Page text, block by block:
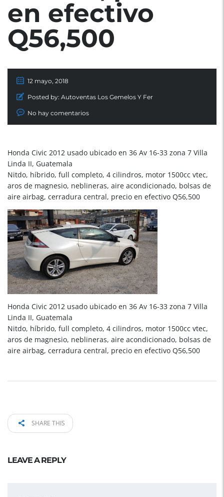
en efectivo
Q56,500
12 mayo, 2018
Posted by: Autoventas Los Gemelos Y Fer
No hay comentarios
Honda Civic 2012 usado ubicado en 36 Av 16-33 zona 7 Villa
Linda II, Guatemala
Nitdo, híbrido, full completo, 4 cilindros, motor 1500cc vtec,
aros de magnesio, neblineras, aire acondicionado, bolsas de
aire airbag, cerradura central, precio en efectivo Q56,500
Honda Civic 2012 usado ubicado en 36 Av 16-33 zona 7 Villa
Linda II, Guatemala
Nitdo, híbrido, full completo, 4 cilindros, motor 1500cc vtec,
aros de magnesio, neblineras, aire acondicionado, bolsas de
aire airbag, cerradura central, precio en efectivo Q56,500
SHARE THIS
LEAVE A REPLY